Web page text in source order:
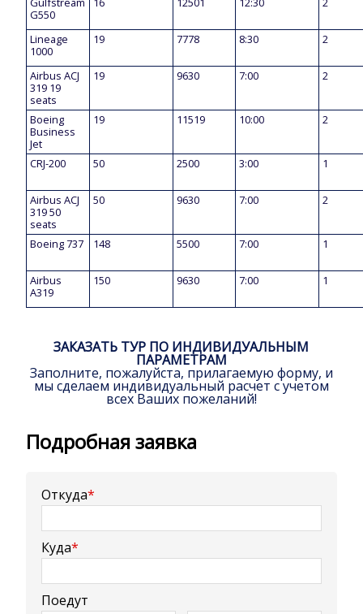
G550
Lineage
1000
19 7778 8:30 2
Airbus ACJ
319 19
seats
19 9630 7:00 2
Boeing
Business
Jet
19 11519 10:00 2
CRJ-200 50 2500 3:00 1
Airbus ACJ
319 50
seats
50 9630 7:00 2
Boeing 737 148 5500 7:00 1
Airbus
A319
150 9630 7:00 1
ЗАКАЗАТЬ ТУР ПО ИНДИВИДУАЛЬНЫМ
ПАРАМЕТРАМ
Заполните, пожалуйста, прилагаемую форму, и
мы сделаем индивидуальный расчет с учетом
всех Ваших пожеланий!
Подробная заявка
Откуда*
Куда*
Поедут